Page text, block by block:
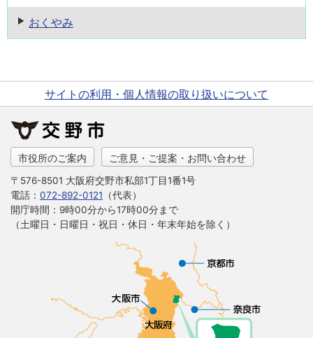
おくやみ
サイトの利用・個人情報の取り扱いについて
市役所のご案内 ご意見・ご提案・お問い合わせ
〒576-8501 大阪府交野市私部1丁目1番1号
電話： 072-892-0121 （代表）
開庁時間：9時00分から17時00分まで
（土曜日・日曜日・祝日・休日・年末年始を除く）